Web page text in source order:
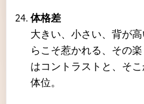
体格差
大きい、小さい、背が
らこそ惹かれる、その
はコントラストと、そ
体位。